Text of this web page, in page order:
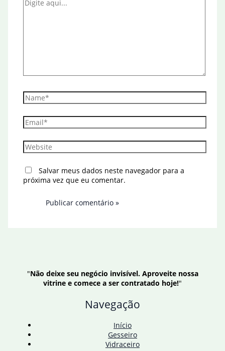
Name*
Email*
Website
Salvar meus dados neste navegador para a
próxima vez que eu comentar.
"Não deixe seu negócio invisível. Aproveite nossa
vitrine e comece a ser contratado hoje!"
Navegação
Início
Gesseiro
Vidraceiro